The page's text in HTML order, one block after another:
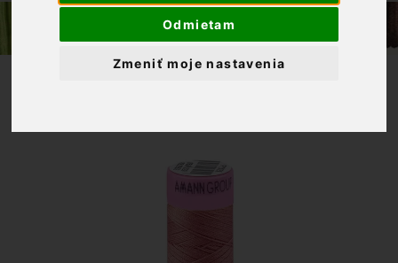
Odmietam
Zmeniť moje nastavenia